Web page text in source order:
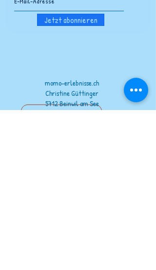
Jetzt abonnieren
momo-erlebnisse.ch
Christine Güttinger
5712 Beinwil am See